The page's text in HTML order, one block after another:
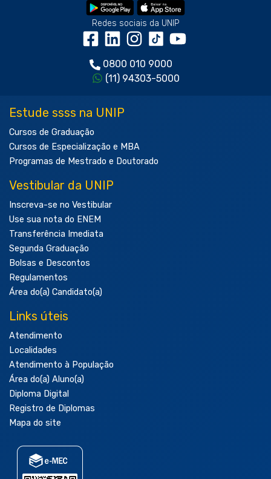
Redes sociais da UNIP
0800 010 9000
(11) 94303-5000
Estude ssss na UNIP
Cursos de Graduação
Cursos de Especialização e MBA
Programas de Mestrado e Doutorado
Vestibular da UNIP
Inscreva-se no Vestibular
Use sua nota do ENEM
Transferência Imediata
Segunda Graduação
Bolsas e Descontos
Regulamentos
Área do(a) Candidato(a)
Links úteis
Atendimento
Localidades
Atendimento à População
Área do(a) Aluno(a)
Diploma Digital
Registro de Diplomas
Mapa do site